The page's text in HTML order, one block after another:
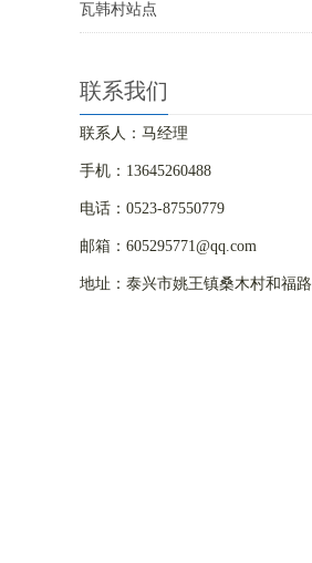
瓦韩村站点
联系我们
联系人：马经理
手机：13645260488
电话：0523-87550779
邮箱：605295771@qq.com
地址：泰兴市姚王镇桑木村和福